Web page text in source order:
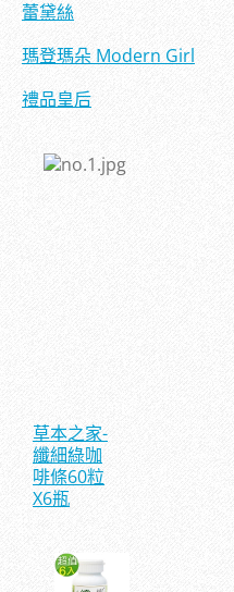
蕾黛絲
瑪登瑪朵 Modern Girl
禮品皇后
草本之家-
纖細綠咖
啡條60粒
X6瓶